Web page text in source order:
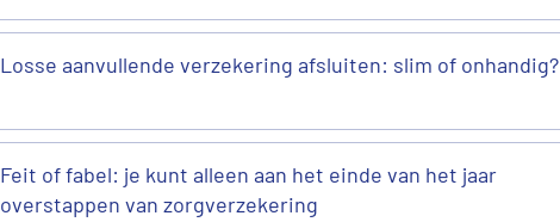
Losse aanvullende verzekering afsluiten: slim of onhandig?
Feit of fabel: je kunt alleen aan het einde van het jaar
overstappen van zorgverzekering